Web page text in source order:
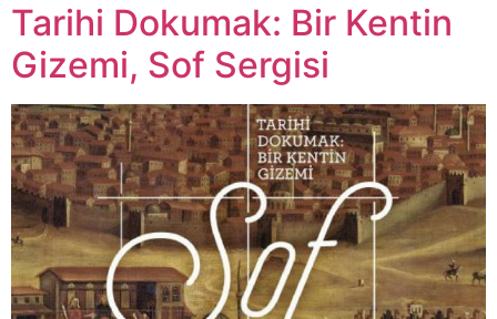
Tarihi Dokumak: Bir Kentin
Gizemi, Sof Sergisi